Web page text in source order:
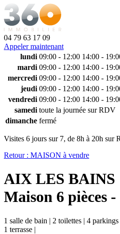
04 79 63 17 09
Appeler maintenant
lundi 09:00 - 12:00 14:00 -
mardi 09:00 - 12:00 14:00 -
mercredi 09:00 - 12:00 14:00 -
jeudi 09:00 - 12:00 14:00 -
vendredi 09:00 - 12:00 14:00 -
samedi toute la journée sur RDV
dimanche fermé
Visites 6 jours sur 7, de 8h à 20h sur
Retour : MAISON à vendre
AIX LES BAINS
Maison 6 pièces -
1 salle de bain | 2 toilettes | 4 parkings
1 terrasse |